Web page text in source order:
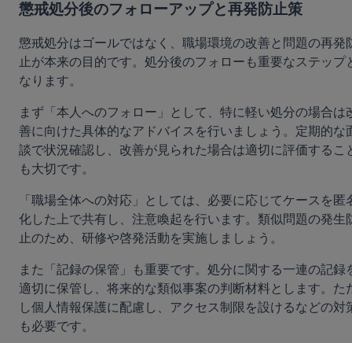
懲戒処分後のフォローアップと再発防止策
懲戒処分はゴールではなく、職場環境の改善と問題の再発
止が本来の目的です。処分後のフォローも重要なステップ
なります。
まず「本人へのフォロー」として、特に軽い処分の場合は
善に向けた具体的なアドバイスを行いましょう。定期的な
談で状況確認し、改善が見られた場合は適切に評価するこ
も大切です。
「職場全体への対応」としては、必要に応じてケースを匿
化した上で共有し、注意喚起を行います。類似問題の発生
止のため、研修や啓発活動を実施しましょう。
また「記録の保管」も重要です。処分に関する一連の記録
適切に保管し、将来的な類似事案の判断材料とします。た
し個人情報保護に配慮し、アクセス制限を設けるなどの対
も必要です。